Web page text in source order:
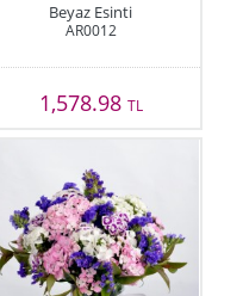
Beyaz Esinti
AR0012
1,578.98 TL